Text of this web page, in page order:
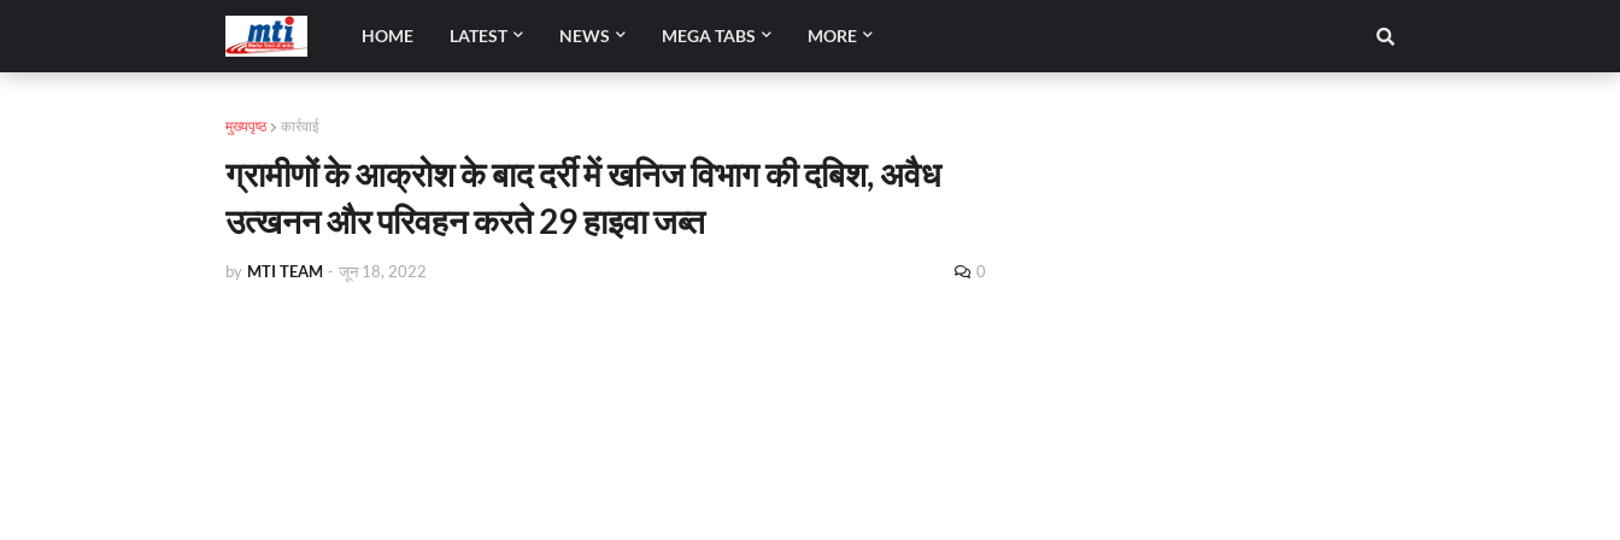
HOME LATEST NEWS MEGA TABS MORE
मुख्यपृष्ठ कार्रवाई
ग्रामीणों के आक्रोश के बाद दर्री में खनिज विभाग की दबिश, अवैध
उत्खनन और परिवहन करते 29 हाइवा जब्त
by MTI TEAM - जून 18, 2022 0